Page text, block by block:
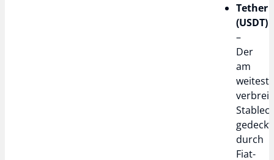
Tether
(USDT)
–
Der
am
gedeckt
durch
Fiat-